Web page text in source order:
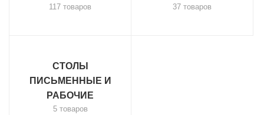
117 товаров 37 товаров
СТОЛЫ
ПИСЬМЕННЫЕ И
РАБОЧИЕ
5 товаров